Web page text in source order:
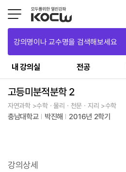
강의명이나 교수명을 검색해보세요
내 강의실 전공
고등미분적분학 2
자연과학 >수학ㆍ물리ㆍ천문ㆍ지리 >수학
충남대학교 박진해 2016년 2학기
강의상세